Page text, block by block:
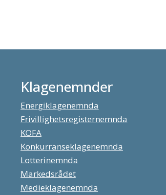
Klagenemnder
Energiklagenemnda
Frivillighetsregisternemnda
KOFA
Konkurranseklagenemnda
Lotterinemnda
Markedsrådet
Medieklagenemnda